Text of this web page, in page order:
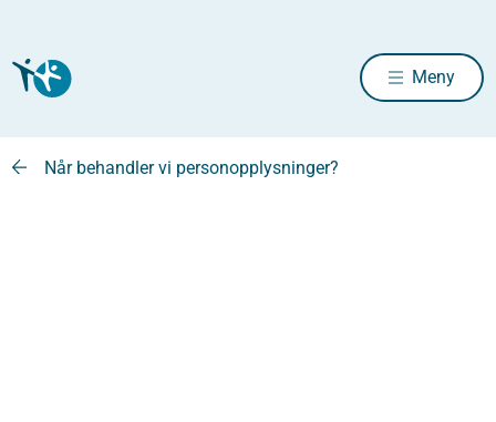
Meny
Når behandler vi personopplysninger?